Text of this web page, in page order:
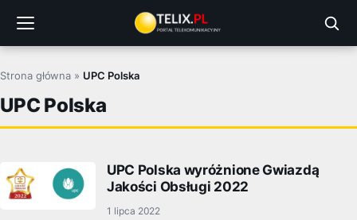
treści
Strona główna » UPC Polska
UPC Polska
UPC Polska wyróżnione Gwiazdą
Jakości Obsługi 2022
1 lipca 2022